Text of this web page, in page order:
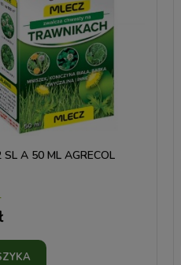
SL A 50 ML AGRECOL